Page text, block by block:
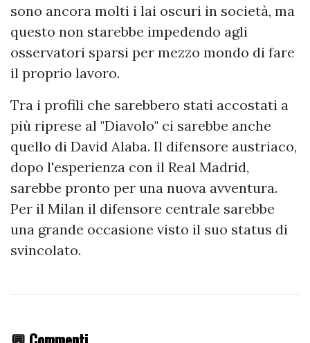
sono ancora molti i lai oscuri in società, ma
questo non starebbe impedendo agli
osservatori sparsi per mezzo mondo di fare
il proprio lavoro.
Tra i profili che sarebbero stati accostati a
più riprese al "Diavolo" ci sarebbe anche
quello di David Alaba. Il difensore austriaco,
dopo l'esperienza con il Real Madrid,
sarebbe pronto per una nuova avventura.
Per il Milan il difensore centrale sarebbe
una grande occasione visto il suo status di
svincolato.